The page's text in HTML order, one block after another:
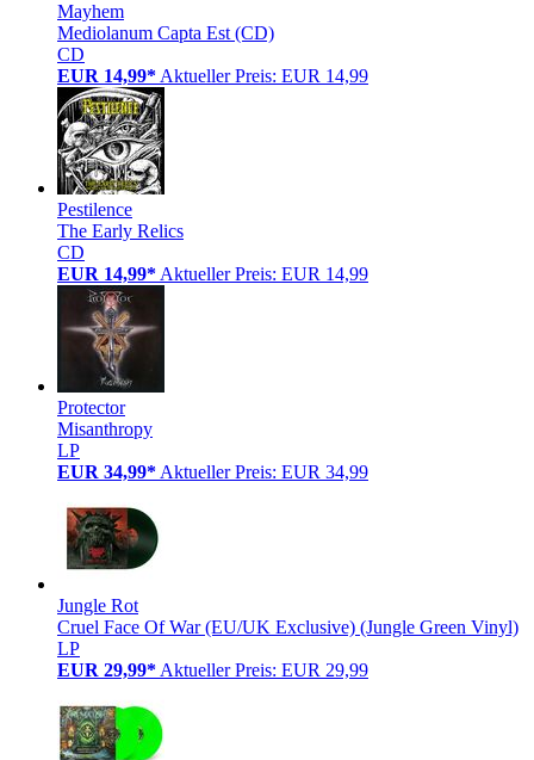
Mayhem
Mediolanum Capta Est (CD)
CD
EUR 14,99* Aktueller Preis: EUR 14,99
Pestilence
The Early Relics
CD
EUR 14,99* Aktueller Preis: EUR 14,99
Protector
Misanthropy
LP
EUR 34,99* Aktueller Preis: EUR 34,99
Jungle Rot
Cruel Face Of War (EU/UK Exclusive) (Jungle Green Vinyl)
LP
EUR 29,99* Aktueller Preis: EUR 29,99